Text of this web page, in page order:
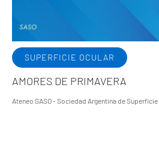
SUPERFICIE OCULAR
AMORES DE PRIMAVERA
Ateneo SASO - Sociedad Argentina de Superficie